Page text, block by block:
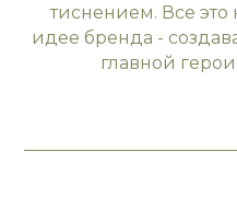
тиснением. Все это
идее бренда -
главной